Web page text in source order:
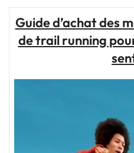
Guide d’achat des
de trail running